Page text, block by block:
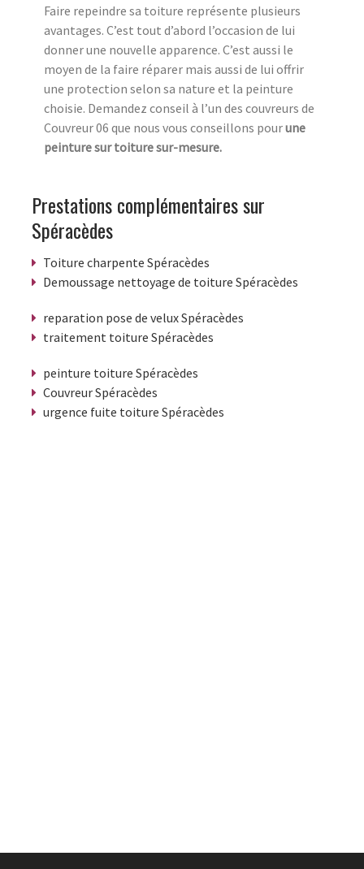
Faire repeindre sa toiture représente plusieurs
avantages. C’est tout d’abord l’occasion de lui
donner une nouvelle apparence. C’est aussi le
moyen de la faire réparer mais aussi de lui offrir
une protection selon sa nature et la peinture
choisie. Demandez conseil à l’un des couvreurs de
Couvreur 06 que nous vous conseillons pourune
peinture sur toiture sur-mesure.
Prestations complémentaires sur
Spéracèdes
Toiture charpente Spéracèdes
Demoussage nettoyage de toiture Spéracèdes
reparation pose de velux Spéracèdes
traitement toiture Spéracèdes
peinture toiture Spéracèdes
Couvreur Spéracèdes
urgence fuite toiture Spéracèdes